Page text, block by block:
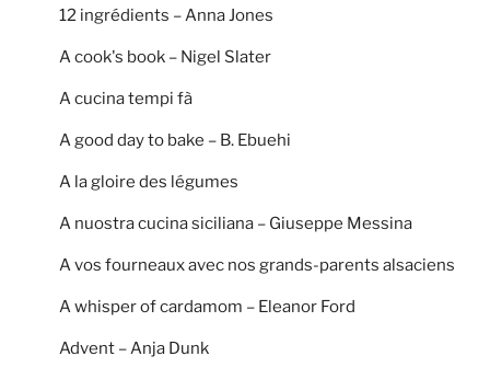
12 ingrédients – Anna Jones
A cook's book – Nigel Slater
A cucina tempi fà
A good day to bake – B. Ebuehi
A la gloire des légumes
A nuostra cucina siciliana – Giuseppe Messina
A vos fourneaux avec nos grands-parents alsaciens
A whisper of cardamom – Eleanor Ford
Advent – Anja Dunk